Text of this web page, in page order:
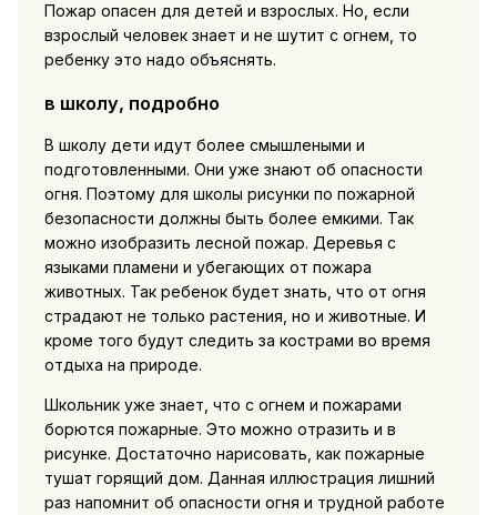
Пожар опасен для детей и взрослых. Но, если
взрослый человек знает и не шутит с огнем, то
ребенку это надо объяснять.
в школу, подробно
В школу дети идут более смышлеными и
подготовленными. Они уже знают об опасности
огня. Поэтому для школы рисунки по пожарной
безопасности должны быть более емкими. Так
можно изобразить лесной пожар. Деревья с
языками пламени и убегающих от пожара
животных. Так ребенок будет знать, что от огня
страдают не только растения, но и животные. И
кроме того будут следить за кострами во время
отдыха на природе.
Школьник уже знает, что с огнем и пожарами
борются пожарные. Это можно отразить и в
рисунке. Достаточно нарисовать, как пожарные
тушат горящий дом. Данная иллюстрация лишний
раз напомнит об опасности огня и трудной работе